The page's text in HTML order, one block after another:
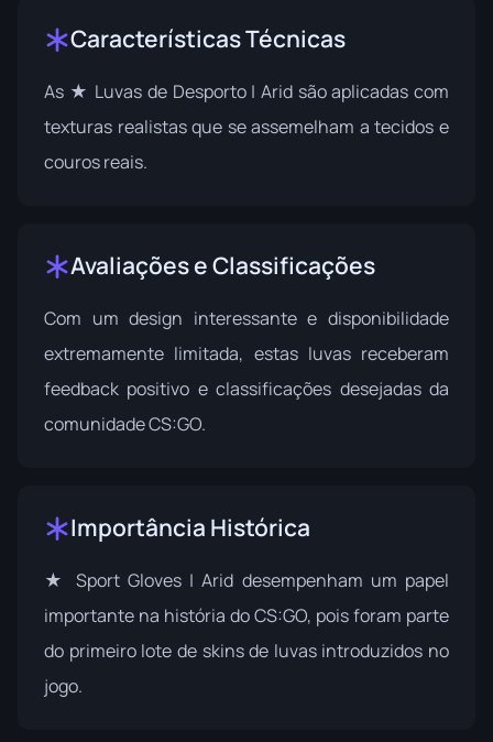
Características Técnicas
As ★ Luvas de Desporto | Arid são aplicadas com
texturas realistas que se assemelham a tecidos e
couros reais.
Avaliações e Classificações
Com um design interessante e disponibilidade
extremamente limitada, estas luvas receberam
feedback positivo e classificações desejadas da
comunidade CS:GO.
Importância Histórica
★ Sport Gloves | Arid desempenham um papel
importante na história do CS:GO, pois foram parte
do primeiro lote de skins de luvas introduzidos no
jogo.